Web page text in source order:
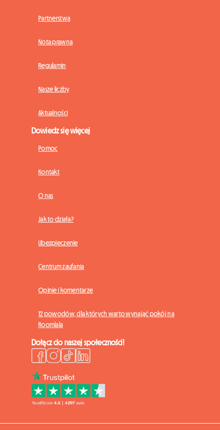
Partnerstwa
Nota prawna
Regulamin
Nasze liczby
Aktualności
Dowiedz się więcej
Pomoc
Kontakt
O nas
Jak to działa?
Ubezpieczenie
Centrum zaufania
Opinie i komentarze
12 powodów, dla których warto wynająć pokój na
Roomlala
Dołącz do naszej społeczności!